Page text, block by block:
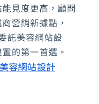
見度更高，顧問
營銷新據點，
託美容網站設
的第一首選。
容網站設計